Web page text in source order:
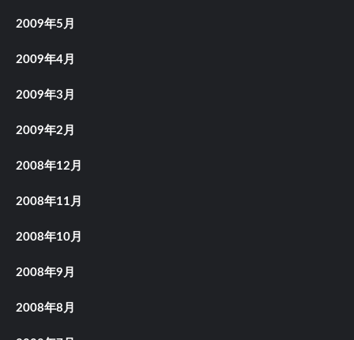
2009年5月
2009年4月
2009年3月
2009年2月
2008年12月
2008年11月
2008年10月
2008年9月
2008年8月